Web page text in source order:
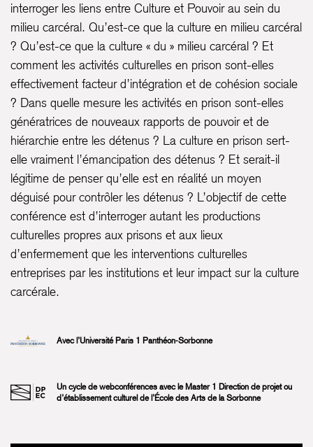
interroger les liens entre Culture et Pouvoir au sein du
milieu carcéral. Qu’est-ce que la culture en milieu carcéral
? Qu’est-ce que la culture « du » milieu carcéral ? Et
comment les activités culturelles en prison sont-elles
effectivement facteur d’intégration et de cohésion sociale
? Dans quelle mesure les activités en prison sont-elles
génératrices de nouveaux rapports de pouvoir et de
hiérarchie entre les détenus ? La culture en prison sert-
elle vraiment l’émancipation des détenus ? Et serait-il
légitime de penser qu’elle est en réalité un moyen
déguisé pour contrôler les détenus ? L’objectif de cette
conférence est d’interroger autant les productions
culturelles propres aux prisons et aux lieux
d’enfermement que les interventions culturelles
entreprises par les institutions et leur impact sur la culture
carcérale.
Avec l’Université Paris 1 Panthéon-Sorbonne
Un cycle de webconférences avec le Master 1 Direction de projet ou
d’établissement culturel de l’École des Arts de la Sorbonne